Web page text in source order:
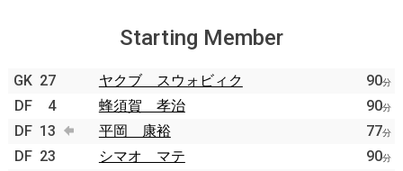
Starting Member
GK 27 ヤクブ スウォビィク 90分
DF 4 蜂須賀 孝治 90分
DF 13 平岡 康裕 77分
DF 23 シマオ マテ 90分